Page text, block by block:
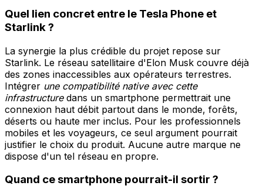
Quel lien concret entre le Tesla Phone et
Starlink ?
La synergie la plus crédible du projet repose sur
Starlink. Le réseau satellitaire d'Elon Musk couvre déjà
des zones inaccessibles aux opérateurs terrestres.
Intégrer une compatibilité native avec cette
infrastructuredans un smartphone permettrait une
connexion haut débit partout dans le monde, forêts,
déserts ou haute mer inclus. Pour les professionnels
mobiles et les voyageurs, ce seul argument pourrait
justifier le choix du produit. Aucune autre marque ne
dispose d'un tel réseau en propre.
Quand ce smartphone pourrait-il sortir ?